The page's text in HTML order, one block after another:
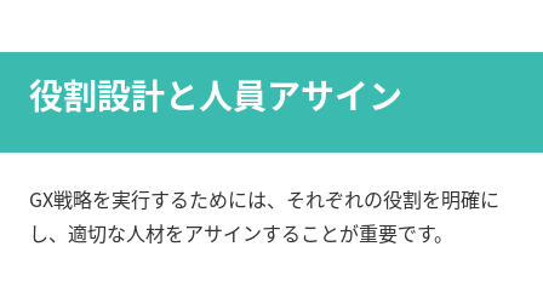
役割設計と人員アサイン
GX戦略を実行するためには、それぞれの役割を明確に
し、適切な人材をアサインすることが重要です。